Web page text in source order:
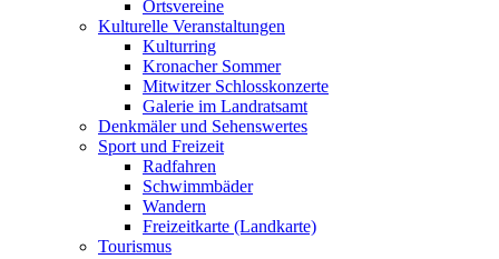
Ortsvereine
Kulturelle Veranstaltungen
Kulturring
Kronacher Sommer
Mitwitzer Schlosskonzerte
Galerie im Landratsamt
Denkmäler und Sehenswertes
Sport und Freizeit
Radfahren
Schwimmbäder
Wandern
Freizeitkarte (Landkarte)
Tourismus